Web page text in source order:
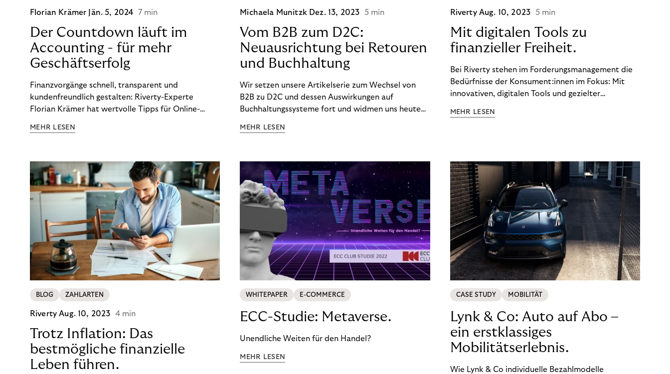
Florian Krämer Jän. 5, 2024 7 min
Der Countdown läuft im
Accounting - für mehr
Geschäftserfolg
Finanzvorgänge schnell, transparent und
kundenfreundlich gestalten: Riverty-Experte
Florian Krämer hat wertvolle Tipps für Online-
möchten.
MEHR LESEN
Michaela Munitzk Dez. 13, 2023 5 min
Vom B2B zum D2C:
Neuausrichtung bei Retouren
und Buchhaltung
Wir setzen unsere Artikelserie zum Wechsel von
B2B zu D2C und dessen Auswirkungen auf
Buchhaltungssysteme fort und widmen uns heute
im D2C-Bereich.
MEHR LESEN
Riverty Aug. 10, 2023 5 min
Mit digitalen Tools zu
finanzieller Freiheit.
Bei Riverty stehen im Forderungsmanagement die
Bedürfnisse der Konsument:innen im Fokus: Mit
innovativen, digitalen Tools und gezielter
ein Leben in finanzieller Freiheit zu führen. So
MEHR LESEN
BLOG ZAHLARTEN
RivertyAug. 10, 2023 4 min
Trotz Inflation: Das
bestmögliche finanzielle
Leben führen.
WHITEPAPER E-COMMERCE
ECC-Studie: Metaverse.
Unendliche Weiten für den Handel?
MEHR LESEN
CASE STUDY MOBILITÄT
Lynk & Co: Auto auf Abo –
ein erstklassiges
Mobilitätserlebnis.
Wie Lynk & Co individuelle Bezahlmodelle